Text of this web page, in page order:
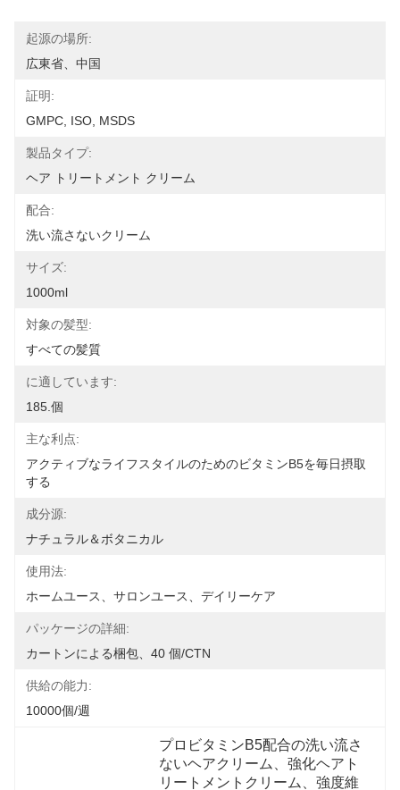
起源の場所:
広東省、中国
証明:
GMPC, ISO, MSDS
製品タイプ:
ヘア トリートメント クリーム
配合:
洗い流さないクリーム
サイズ:
1000ml
対象の髪型:
すべての髪質
に適しています:
185.個
主な利点:
アクティブなライフスタイルのためのビタミンB5を毎日摂取
する
成分源:
ナチュラル＆ボタニカル
使用法:
ホームユース、サロンユース、デイリーケア
パッケージの詳細:
カートンによる梱包、40 個/CTN
供給の能力:
10000個/週
プロビタミンB5配合の洗い流さ
ないヘアクリーム、強化ヘアト
リートメントクリーム、強度維